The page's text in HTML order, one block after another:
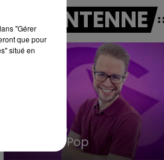
10h00 - 14h00
LE TICKET DE CAISSE
A L'ANTENNE
14h00 - 15h00
La Radio Pop
"Gérer
que pour
situé en